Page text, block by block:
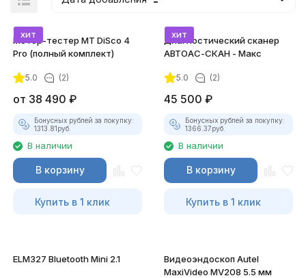
хит
Мотор-тестер MT DiSco 4
Pro (полный комплект)
5.0 (2)
от 38 490 ₽
Бонусных рублей за покупку:
1313.81руб.
В наличии
В корзину
Купить в 1 клик
хит
Диагностический сканер
АВТОАС-СКАН - Макс
5.0 (2)
45 500 ₽
Бонусных рублей за покупку:
1366.37руб.
В наличии
В корзину
Купить в 1 клик
ELM327 Bluetooth Mini 2.1
Видеоэндоскоп Autel
MaxiVideo MV208 5.5 мм